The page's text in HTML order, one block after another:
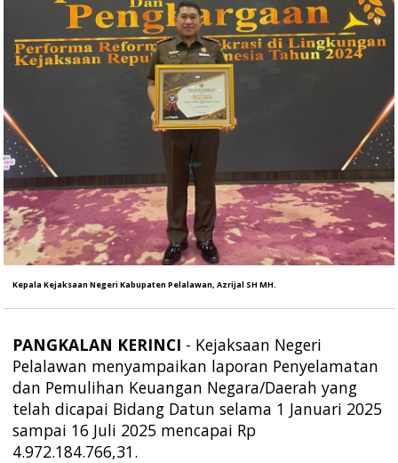
Kepala Kejaksaan Negeri Kabupaten Pelalawan, Azrijal SH MH.
PANGKALAN KERINCI - Kejaksaan Negeri
Pelalawan menyampaikan laporan Penyelamatan
dan Pemulihan Keuangan Negara/Daerah yang
telah dicapai Bidang Datun selama 1 Januari 2025
sampai 16 Juli 2025 mencapai Rp
4.972.184.766,31.